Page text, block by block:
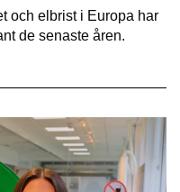
och elbrist i Europa har
de senaste åren.